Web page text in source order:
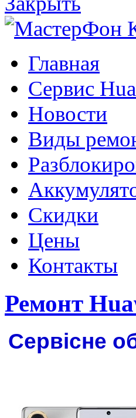
Главная
Сервис
Новости
Виды
Скидки
Цены
Контакты
Ремонт
Сервісне